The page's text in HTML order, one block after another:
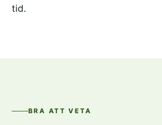
tid.
BRA ATT VETA